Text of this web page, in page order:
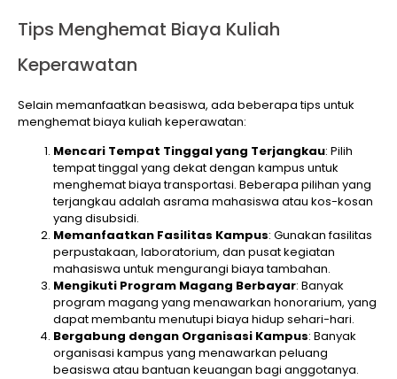
Tips Menghemat Biaya Kuliah
Keperawatan
Selain memanfaatkan beasiswa, ada beberapa tips untuk
menghemat biaya kuliah keperawatan:
Mencari Tempat Tinggal yang Terjangkau: Pilih
tempat tinggal yang dekat dengan kampus untuk
menghemat biaya transportasi. Beberapa pilihan yang
terjangkau adalah asrama mahasiswa atau kos-kosan
yang disubsidi.
Memanfaatkan Fasilitas Kampus: Gunakan fasilitas
perpustakaan, laboratorium, dan pusat kegiatan
mahasiswa untuk mengurangi biaya tambahan.
Mengikuti Program Magang Berbayar: Banyak
program magang yang menawarkan honorarium, yang
dapat membantu menutupi biaya hidup sehari-hari.
Bergabung dengan Organisasi Kampus: Banyak
organisasi kampus yang menawarkan peluang
beasiswa atau bantuan keuangan bagi anggotanya.